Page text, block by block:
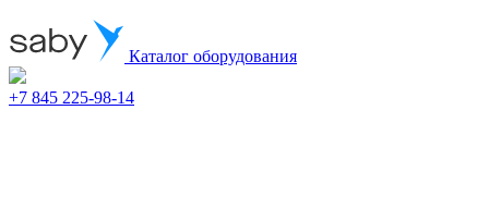
Каталог оборудования
+7 845 225-98-14